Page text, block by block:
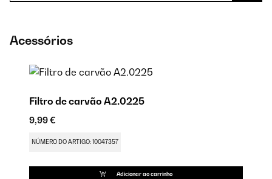
Acessórios
Filtro de carvão A2.0225
9,99 €
NÚMERO DO ARTIGO: 10047357
Adicionar ao carrinho